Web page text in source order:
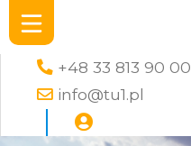
+48 33 813 90 00
info@tu1.pl